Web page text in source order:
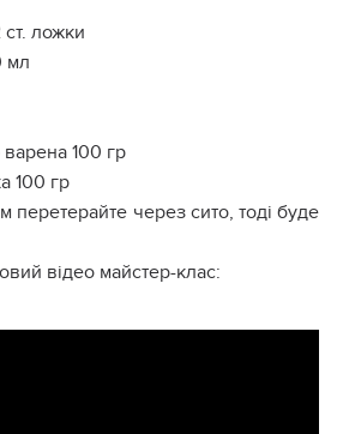
ложки
мл
100 гр
100 гр
перетерайте через сито, тоді буде
відео майстер-клас: